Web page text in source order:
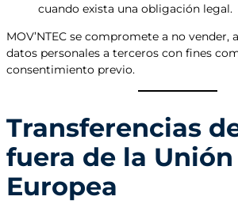
cuando exista una obligación legal.
MOV’NTEC se compromete a no vender,
datos personales a terceros con fines
consentimiento previo.
Transferencias
fuera de la Unión
Europea